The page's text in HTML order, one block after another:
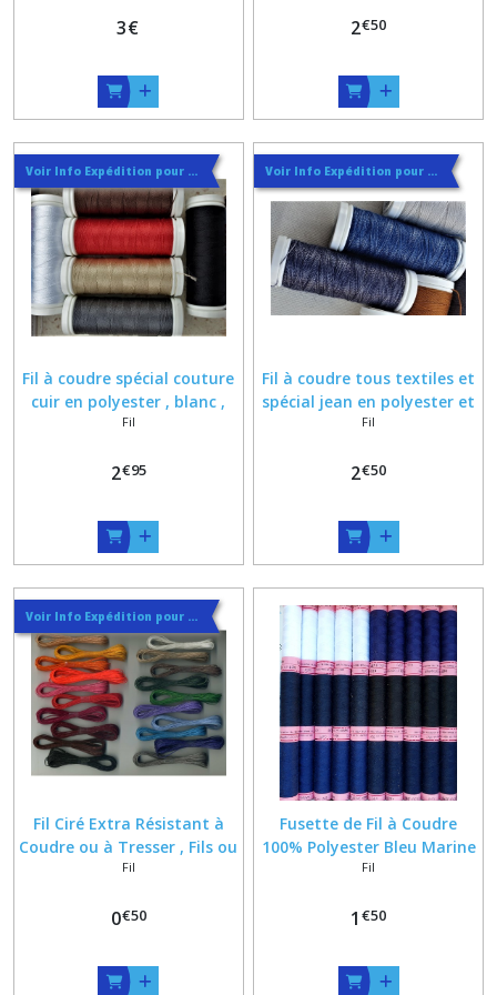
3€ 2€50
Voir Info Expédition pour Régler les Frais de Port au Meilleur Prix , En haut d'ecran à Droite
Fil à coudre spécial couture
cuir en polyester , blanc ,
marron , perle , grenat et
Fil
2€95
Voir Info Expédition pour Régler les Frais de Port au Meilleur Prix , En haut d'ecran à Droite
Fil à coudre tous textiles et
spécial jean en polyester et
coton Bleu chiné clair ou
Fil
2€50
Voir Info Expédition pour Régler les Frais de Port au Meilleur Prix , En haut d'ecran à Droite
Fil Ciré Extra Résistant à
Coudre ou à Tresser , Fils ou
Cordons pour bracelets ,
Fil
0€50
Fusette de Fil à Coudre
100% Polyester Bleu Marine
, Blanc ou Noir
Fil
1 €50